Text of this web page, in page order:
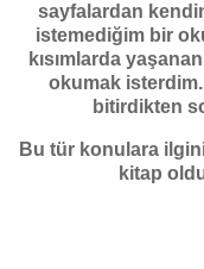
sayfalardan
istemediğim bir
kısımlarda
okumak isterdim.
bitirdikten
Bu tür konulara
kitap